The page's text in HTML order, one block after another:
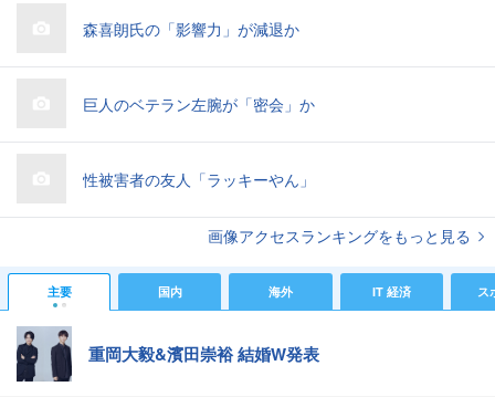
森喜朗氏の「影響力」が減退か
巨人のベテラン左腕が「密会」か
性被害者の友人「ラッキーやん」
画像アクセスランキングをもっと見る
主要 国内 海外 IT 経済 ス
重岡大毅&濱田崇裕 結婚W発表